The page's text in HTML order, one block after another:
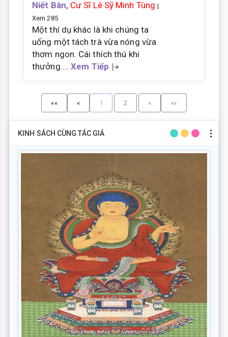
Niết Bàn, Cư Sĩ Lê Sỹ Minh Tùng |
Xem 285
Một thí dụ khác là khi chúng ta
uống một tách trà vừa nóng vừa
thơm ngon. Cái thích thú khi
thưởng....Xem Tiếp
«« « 1 2 » »»
KINH SÁCH CÙNG TÁC GIẢ